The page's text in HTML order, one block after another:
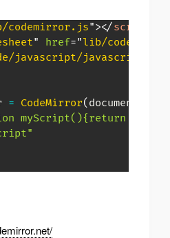
codemirror.js"></script
" href="lib/
javascript/javascript.js
= CodeMirror( document
myScript(){return